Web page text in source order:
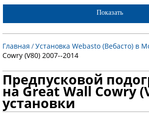
Показать
Главная /Установка Webasto (Вебасто) в
Cowry (V80) 2007--2014
Предпусковой
на Great Wall Cowry
установки